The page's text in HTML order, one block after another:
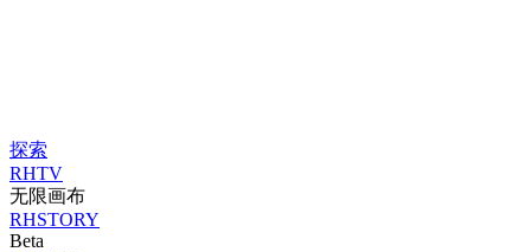
探索
RHTV
无限画布
RHSTORY
Beta